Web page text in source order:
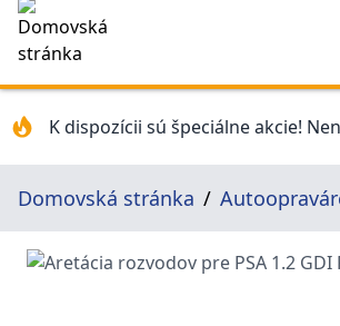
K dispozícii sú špeciálne akcie!
Domovská stránka